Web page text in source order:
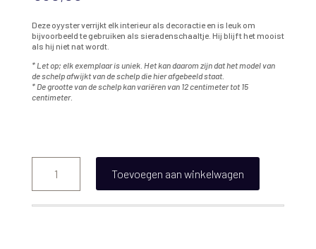
Deze oyyster verrijkt elk interieur als decoractie en is leuk om
bijvoorbeeld te gebruiken als sieradenschaaltje. Hij blijft het mooist
als hij niet nat wordt.
* Let op; elk exemplaar is uniek. Het kan daarom zijn dat het model van
de schelp afwijkt van de schelp die hier afgebeeld staat.
* De grootte van de schelp kan variëren van 12 centimeter tot 15
centimeter.
Digging
Toevoegen aan winkelwagen